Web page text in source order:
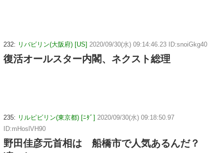
232: リバビリン(大阪府) [US] 2020/09/30(水) 09:14:46.23 ID:snoiGkg40
復活オールスター内閣、ネクスト総理
235: リルピビリン(東京都) [ﾆﾀﾞ] 2020/09/30(水) 09:18:50.97
ID:mHoslVH90
野田佳彦元首相は 船橋市で人気あるんだ？